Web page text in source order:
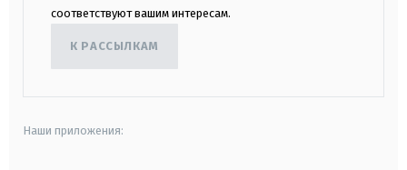
соответствуют вашим интересам.
К РАССЫЛКАМ
Наши приложения: